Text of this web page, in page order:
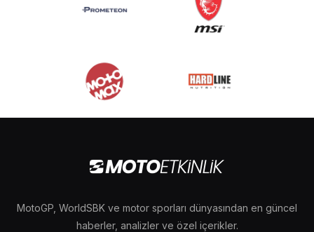
MotoGP, WorldSBK ve motor sporları dünyasından en güncel
haberler, analizler ve özel içerikler.